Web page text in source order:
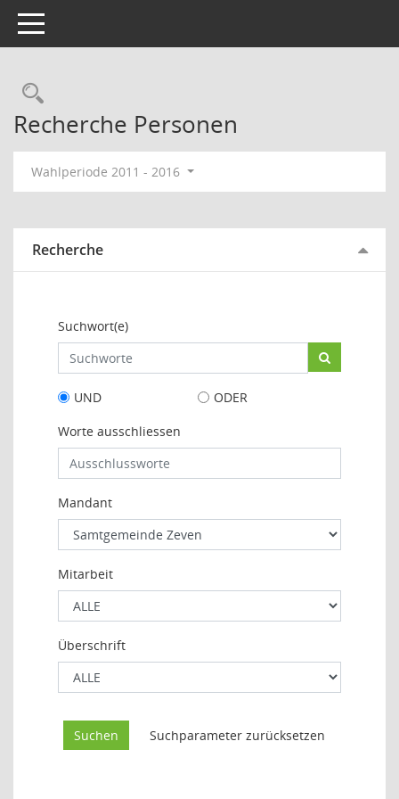
Toggle navigation
Rechercheauswahl
Recherche Personen
Wahlperiode 2011 - 2016
Recherche
Suchwort(e)
UND
ODER
Worte ausschliessen
Mandant
Mitarbeit
Überschrift